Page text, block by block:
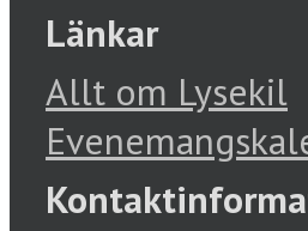
Länkar
Allt om Lysekil